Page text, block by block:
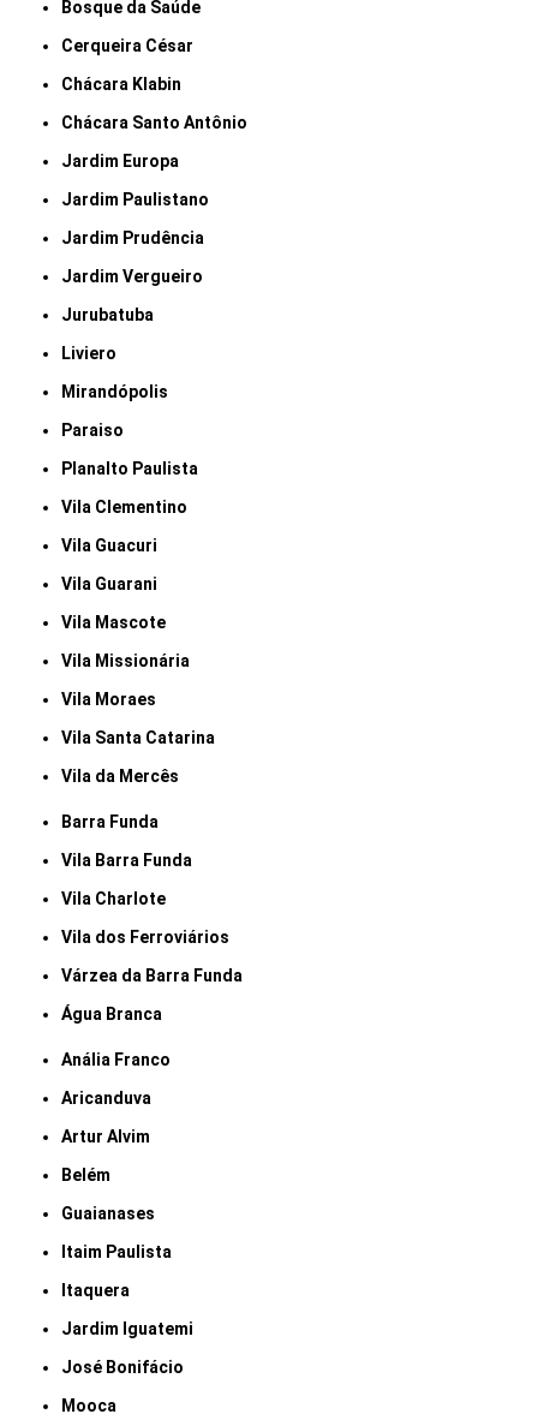
Bosque da Saúde
Cerqueira César
Chácara Klabin
Chácara Santo Antônio
Jardim Europa
Jardim Paulistano
Jardim Prudência
Jardim Vergueiro
Jurubatuba
Liviero
Mirandópolis
Paraiso
Planalto Paulista
Vila Clementino
Vila Guacuri
Vila Guarani
Vila Mascote
Vila Missionária
Vila Moraes
Vila Santa Catarina
Vila da Mercês
Barra Funda
Vila Barra Funda
Vila Charlote
Vila dos Ferroviários
Várzea da Barra Funda
Água Branca
Anália Franco
Aricanduva
Artur Alvim
Belém
Guaianases
Itaim Paulista
Itaquera
Jardim Iguatemi
José Bonifácio
Mooca